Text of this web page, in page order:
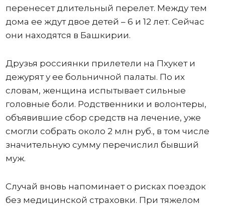
перенесет длительный перелет. Между тем
дома ее ждут двое детей – 6 и 12 лет. Сейчас
они находятся в Башкирии.
Друзья россиянки прилетели на Пхукет и
дежурят у ее больничной палаты. По их
словам, женщина испытывает сильные
головные боли. Родственники и волонтеры,
объявившие сбор средств на лечение, уже
смогли собрать около 2 млн руб., в том числе
значительную сумму перечислил бывший
муж.
Случай вновь напоминает о рисках поездок
без медицинской страховки. При тяжелом